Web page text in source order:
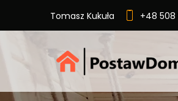
Tomasz Kukuła +48 508